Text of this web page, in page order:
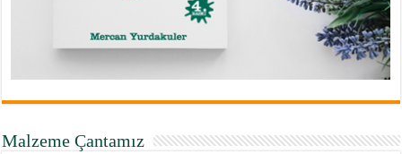
Malzeme Çantamız